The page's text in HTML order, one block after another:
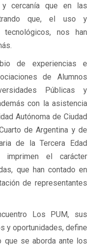
y cercanía que en las
que, el uso y
nos han
de experiencias e
de Alumnos
Públicas y
con la asistencia
Autónoma de Ciudad
de Argentina y de
de la Tercera Edad
imprimen el carácter
que han contado en
de representantes
Los PUM, sus
y oportunidades, define
que se aborda ante los